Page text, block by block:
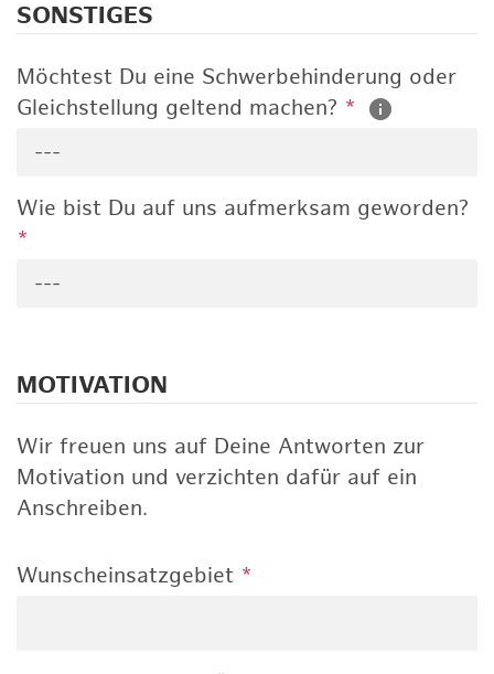
SONSTIGES
Möchtest Du eine Schwerbehinderung oder
Gleichstellung geltend machen? *
---
Wie bist Du auf uns aufmerksam geworden?
*
---
MOTIVATION
Wir freuen uns auf Deine Antworten zur
Motivation und verzichten dafür auf ein
Anschreiben.
Wunscheinsatzgebiet *